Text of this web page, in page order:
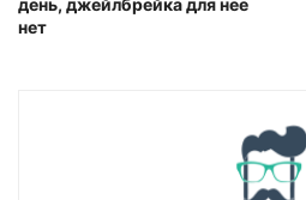
день, джейлбрейка для нее
нет